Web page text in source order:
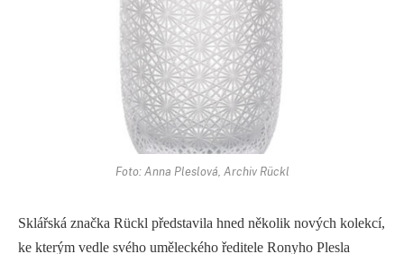
Foto: Anna Pleslová, Archiv Rückl
Sklářská značka Rückl představila hned několik nových kolekcí,
ke kterým vedle svého uměleckého ředitele Ronyho Plesla